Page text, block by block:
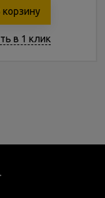
корзину
в 1 клик